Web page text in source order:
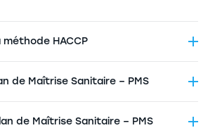
HACCP
de Maîtrise Sanitaire – PMS
de Maîtrise Sanitaire – PMS